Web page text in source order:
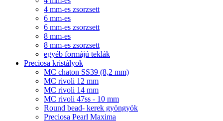
4 mm-es zsorzsett
6 mm-es
6 mm-es zsorzsett
8 mm-es
8 mm-es zsorzsett
egyéb formájú teklák
Preciosa kristályok
MC chaton SS39 (8,2 mm)
MC rivoli 12 mm
MC rivoli 14 mm
MC rivoli 47ss - 10 mm
Round bead- kerek gyöngyök
Preciosa Pearl Maxima